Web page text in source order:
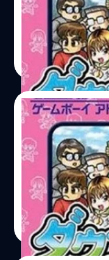
เกมในตำนาน คุนิโอ
วงศกร ปฐมชัยวัฒน์|
Read More
05/08/2016
เกม คุนิโอะด
แล้ว
เกม คุนิโอะดาวน์ท
วงศกร ปฐมชัยวัฒน์|
Read More